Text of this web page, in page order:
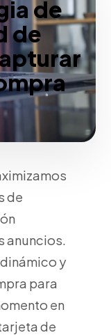
de
de
de
anuncios.
y
para
en
de